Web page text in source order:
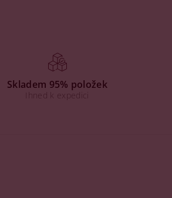
Skladem 95% položek
Ihned k expedici